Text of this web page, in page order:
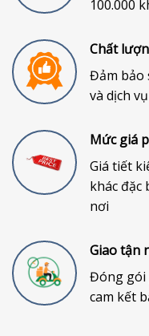
100.000
Chất
Đảm bảo
và dịch
Mức giá
Giá tiết
khác đặc
nơi
Giao tận
Đóng gói
cam kết